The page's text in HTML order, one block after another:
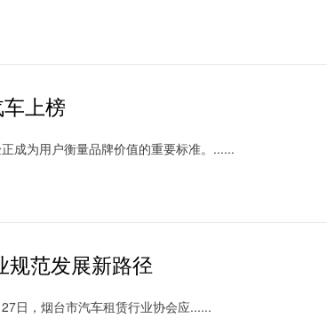
上榜
成为用户衡量品牌价值的重要标准。......
规范发展新路径
日，烟台市汽车租赁行业协会应......